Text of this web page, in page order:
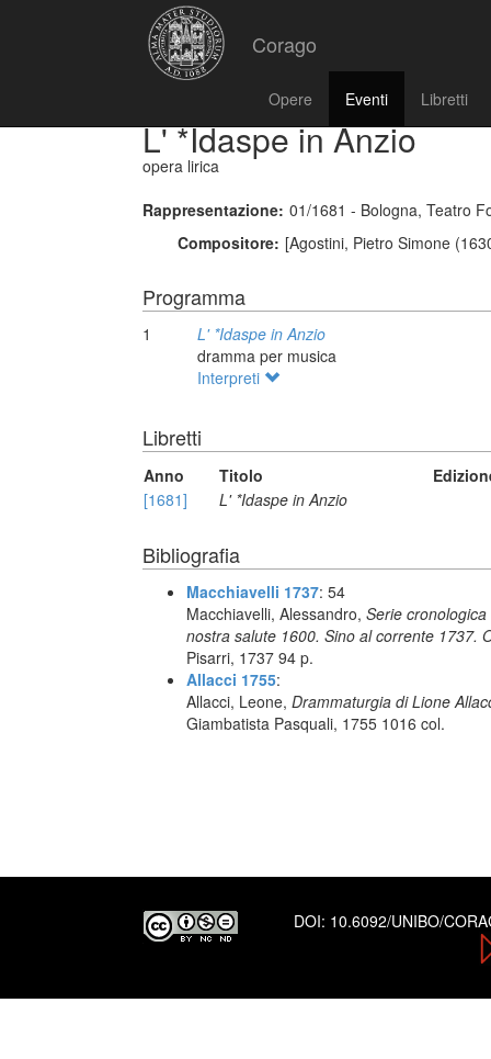
Corago
Opere Eventi Libretti
L' *Idaspe in Anzio
opera lirica
Rappresentazione: 01/1681 - Bologna, Teatro
Compositore: [Agostini, Pietro Simone
Programma
1
L' *Idaspe in Anzio
dramma per musica
Interpreti
Libretti
Anno Titolo
[1681]
L' *Idaspe in Anzio
Bibliografia
Macchiavelli 1737: 54
Macchiavelli, Alessandro, Serie
nostra salute 1600. Sino al corrente 1737.
Pisarri, 1737 94 p.
Allacci 1755:
Allacci, Leone, Drammaturgia di Lione
Giambatista Pasquali, 1755 1016 col.
DOI: 10.6092/UNIBO/